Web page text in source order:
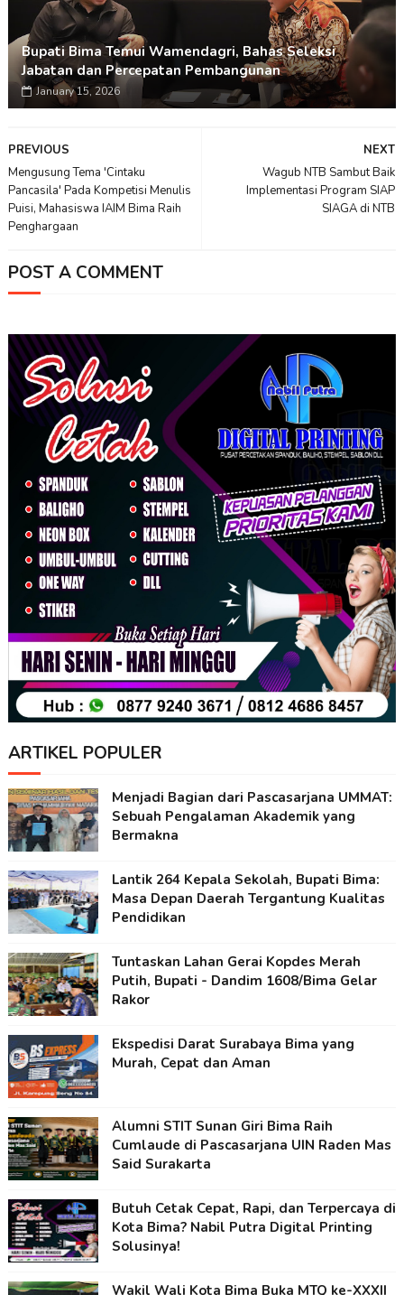
Bupati Bima Temui Wamendagri, Bahas Seleksi
Jabatan dan Percepatan Pembangunan
January 15, 2026
NEXT
Wagub NTB Sambut Baik
Implementasi Program SIAP
SIAGA di NTB
PREVIOUS
Mengusung Tema 'Cintaku
Pancasila' Pada Kompetisi Menulis
Puisi, Mahasiswa IAIM Bima Raih
Penghargaan
POST A COMMENT
ARTIKEL POPULER
Menjadi Bagian dari Pascasarjana UMMAT:
Sebuah Pengalaman Akademik yang
Bermakna
Lantik 264 Kepala Sekolah, Bupati Bima:
Masa Depan Daerah Tergantung Kualitas
Pendidikan
Tuntaskan Lahan Gerai Kopdes Merah
Putih, Bupati - Dandim 1608/Bima Gelar
Rakor
Ekspedisi Darat Surabaya Bima yang
Murah, Cepat dan Aman
Alumni STIT Sunan Giri Bima Raih
Cumlaude di Pascasarjana UIN Raden Mas
Said Surakarta
Butuh Cetak Cepat, Rapi, dan Terpercaya di
Kota Bima? Nabil Putra Digital Printing
Solusinya!
Wakil Wali Kota Bima Buka MTQ ke-XXXII